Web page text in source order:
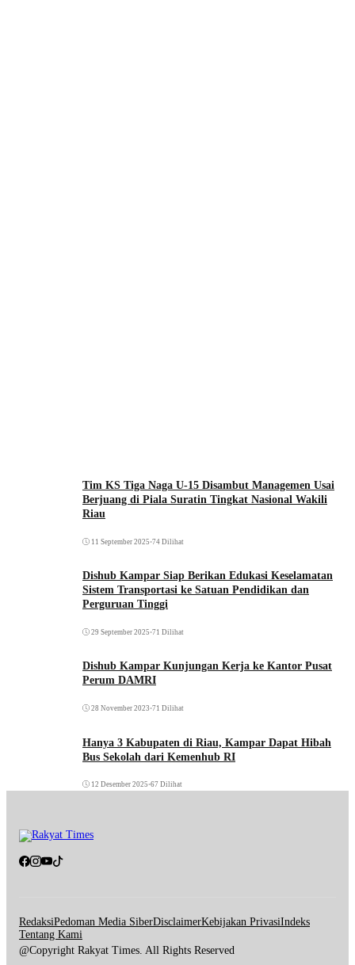
Tim KS Tiga Naga U-15 Disambut Managemen Usai
Berjuang di Piala Suratin Tingkat Nasional Wakili
Riau
11 September 2025 •74 Dilihat
Dishub Kampar Siap Berikan Edukasi Keselamatan
Sistem Transportasi ke Satuan Pendidikan dan
Perguruan Tinggi
29 September 2025 •71 Dilihat
Dishub Kampar Kunjungan Kerja ke Kantor Pusat
Perum DAMRI
28 November 2023 •71 Dilihat
Hanya 3 Kabupaten di Riau, Kampar Dapat Hibah
Bus Sekolah dari Kemenhub RI
12 Desember 2025 •67 Dilihat
RedaksiPedoman Media SiberDisclaimerKebijakan PrivasiIndeks
Tentang Kami
@Copyright Rakyat Times. All Rights Reserved